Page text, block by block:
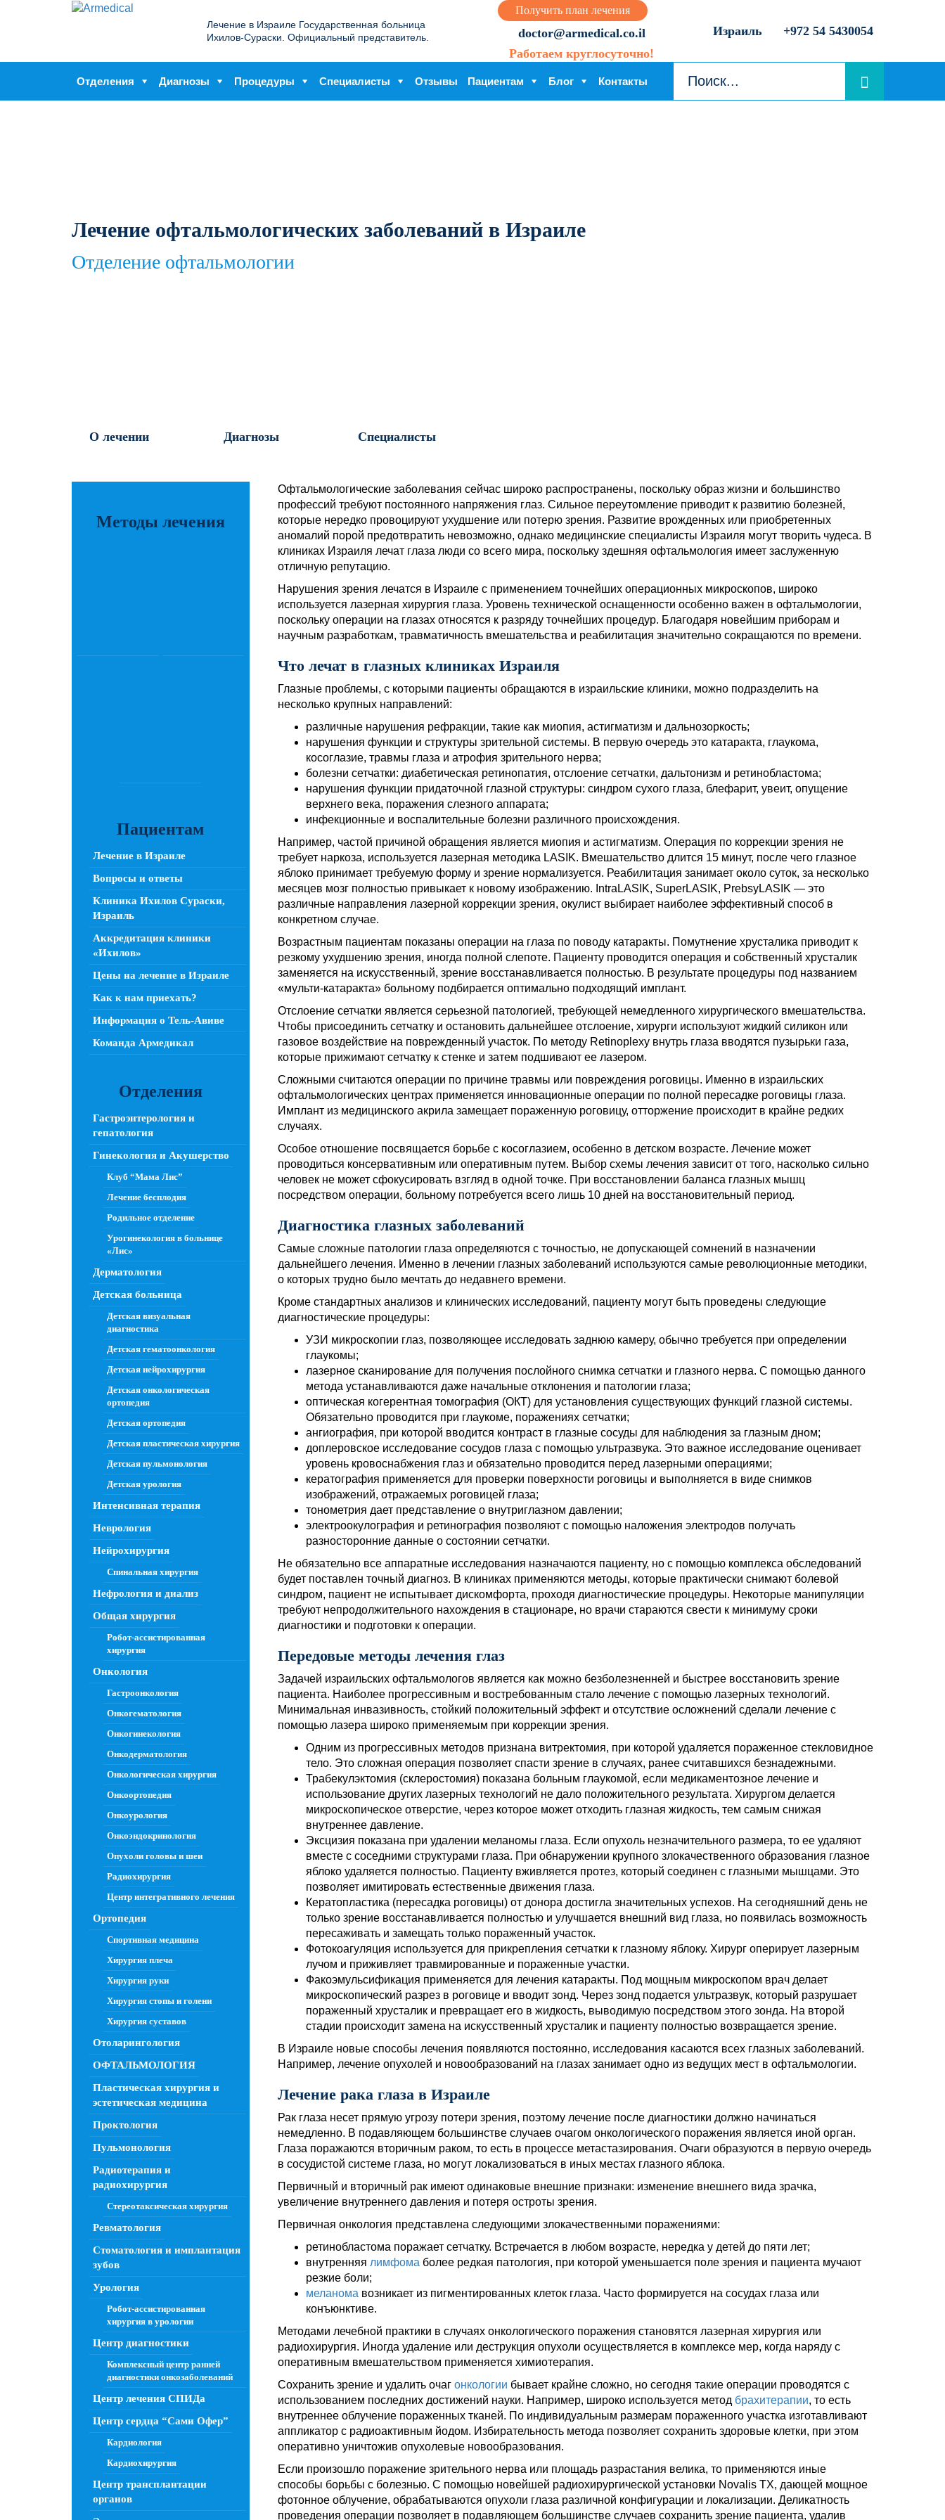
Лечение в Израиле Государственная больница
Ихилов-Сураски. Официальный представитель.
Получить план лечения
doctor@armedical.co.il
Работаем круглосуточно!
Израиль +972 54 5430054
Отделения Диагнозы Процедуры Специалисты Отзывы Пациентам Блог Контакты
Лечение офтальмологических заболеваний в Израиле
Отделение офтальмологии
О лечении Диагнозы Специалисты
Офтальмологические заболевания сейчас широко распространены, поскольку образ жизни и большинство
профессий требуют постоянного напряжения глаз. Сильное переутомление приводит к развитию болезней,
которые нередко провоцируют ухудшение или потерю зрения. Развитие врожденных или приобретенных
аномалий порой предотвратить невозможно, однако медицинские специалисты Израиля могут творить чудеса. В
клиниках Израиля лечат глаза люди со всего мира, поскольку здешняя офтальмология имеет заслуженную
отличную репутацию.
Нарушения зрения лечатся в Израиле с применением точнейших операционных микроскопов, широко
используется лазерная хирургия глаза. Уровень технической оснащенности особенно важен в офтальмологии,
поскольку операции на глазах относятся к разряду точнейших процедур. Благодаря новейшим приборам и
научным разработкам, травматичность вмешательства и реабилитация значительно сокращаются по времени.
Что лечат в глазных клиниках Израиля
Глазные проблемы, с которыми пациенты обращаются в израильские клиники, можно подразделить на
несколько крупных направлений:
различные нарушения рефракции, такие как миопия, астигматизм и дальнозоркость;
нарушения функции и структуры зрительной системы. В первую очередь это катаракта, глаукома,
косоглазие, травмы глаза и атрофия зрительного нерва;
болезни сетчатки: диабетическая ретинопатия, отслоение сетчатки, дальтонизм и ретинобластома;
нарушения функции придаточной глазной структуры: синдром сухого глаза, блефарит, увеит, опущение
верхнего века, поражения слезного аппарата;
инфекционные и воспалительные болезни различного происхождения.
Например, частой причиной обращения является миопия и астигматизм. Операция по коррекции зрения не
требует наркоза, используется лазерная методика LASIK. Вмешательство длится 15 минут, после чего глазное
яблоко принимает требуемую форму и зрение нормализуется. Реабилитация занимает около суток, за несколько
месяцев мозг полностью привыкает к новому изображению. IntraLASIK, SuperLASIK, PrebsyLASIK — это
различные направления лазерной коррекции зрения, окулист выбирает наиболее эффективный способ в
конкретном случае.
Возрастным пациентам показаны операции на глаза по поводу катаракты. Помутнение хрусталика приводит к
резкому ухудшению зрения, иногда полной слепоте. Пациенту проводится операция и собственный хрусталик
заменяется на искусственный, зрение восстанавливается полностью. В результате процедуры под названием
«мульти-катаракта» больному подбирается оптимально подходящий имплант.
Отслоение сетчатки является серьезной патологией, требующей немедленного хирургического вмешательства.
Чтобы присоединить сетчатку и остановить дальнейшее отслоение, хирурги используют жидкий силикон или
газовое воздействие на поврежденный участок. По методу Retinoplexy внутрь глаза вводятся пузырьки газа,
которые прижимают сетчатку к стенке и затем подшивают ее лазером.
Сложными считаются операции по причине травмы или повреждения роговицы. Именно в израильских
офтальмологических центрах применяется инновационные операции по полной пересадке роговицы глаза.
Имплант из медицинского акрила замещает пораженную роговицу, отторжение происходит в крайне редких
случаях.
Особое отношение посвящается борьбе с косоглазием, особенно в детском возрасте. Лечение может
проводиться консервативным или оперативным путем. Выбор схемы лечения зависит от того, насколько сильно
человек не может сфокусировать взгляд в одной точке. При восстановлении баланса глазных мышц
посредством операции, больному потребуется всего лишь 10 дней на восстановительный период.
Диагностика глазных заболеваний
Самые сложные патологии глаза определяются с точностью, не допускающей сомнений в назначении
дальнейшего лечения. Именно в лечении глазных заболеваний используются самые революционные методики,
о которых трудно было мечтать до недавнего времени.
Кроме стандартных анализов и клинических исследований, пациенту могут быть проведены следующие
диагностические процедуры:
УЗИ микроскопии глаз, позволяющее исследовать заднюю камеру, обычно требуется при определении
глаукомы;
лазерное сканирование для получения послойного снимка сетчатки и глазного нерва. С помощью данного
метода устанавливаются даже начальные отклонения и патологии глаза;
оптическая когерентная томография (ОКТ) для установления существующих функций глазной системы.
Обязательно проводится при глаукоме, поражениях сетчатки;
ангиография, при которой вводится контраст в глазные сосуды для наблюдения за глазным дном;
доплеровское исследование сосудов глаза с помощью ультразвука. Это важное исследование оценивает
уровень кровоснабжения глаз и обязательно проводится перед лазерными операциями;
кератография применяется для проверки поверхности роговицы и выполняется в виде снимков
изображений, отражаемых роговицей глаза;
тонометрия дает представление о внутриглазном давлении;
электроокулография и ретинография позволяют с помощью наложения электродов получать
разносторонние данные о состоянии сетчатки.
Не обязательно все аппаратные исследования назначаются пациенту, но с помощью комплекса обследований
будет поставлен точный диагноз. В клиниках применяются методы, которые практически снимают болевой
синдром, пациент не испытывает дискомфорта, проходя диагностические процедуры. Некоторые манипуляции
требуют непродолжительного нахождения в стационаре, но врачи стараются свести к минимуму сроки
диагностики и подготовки к операции.
Передовые методы лечения глаз
Задачей израильских офтальмологов является как можно безболезненней и быстрее восстановить зрение
пациента. Наиболее прогрессивным и востребованным стало лечение с помощью лазерных технологий.
Минимальная инвазивность, стойкий положительный эффект и отсутствие осложнений сделали лечение с
помощью лазера широко применяемым при коррекции зрения.
Одним из прогрессивных методов признана витректомия, при которой удаляется пораженное стекловидное
тело. Это сложная операция позволяет спасти зрение в случаях, ранее считавшихся безнадежными.
Трабекулэктомия (склеростомия) показана больным глаукомой, если медикаментозное лечение и
использование других лазерных технологий не дало положительного результата. Хирургом делается
микроскопическое отверстие, через которое может отходить глазная жидкость, тем самым снижая
внутреннее давление.
Эксцизия показана при удалении меланомы глаза. Если опухоль незначительного размера, то ее удаляют
вместе с соседними структурами глаза. При обнаружении крупного злокачественного образования глазное
яблоко удаляется полностью. Пациенту вживляется протез, который соединен с глазными мышцами. Это
позволяет имитировать естественные движения глаза.
Кератопластика (пересадка роговицы) от донора достигла значительных успехов. На сегодняшний день не
только зрение восстанавливается полностью и улучшается внешний вид глаза, но появилась возможность
пересаживать и замещать только пораженный участок.
Фотокоагуляция используется для прикрепления сетчатки к глазному яблоку. Хирург оперирует лазерным
лучом и приживляет травмированные и пораженные участки.
Факоэмульсификация применяется для лечения катаракты. Под мощным микроскопом врач делает
микроскопический разрез в роговице и вводит зонд. Через зонд подается ультразвук, который разрушает
пораженный хрусталик и превращает его в жидкость, выводимую посредством этого зонда. На второй
стадии происходит замена на искусственный хрусталик и пациенту полностью возвращается зрение.
В Израиле новые способы лечения появляются постоянно, исследования касаются всех глазных заболеваний.
Например, лечение опухолей и новообразований на глазах занимает одно из ведущих мест в офтальмологии.
Лечение рака глаза в Израиле
Рак глаза несет прямую угрозу потери зрения, поэтому лечение после диагностики должно начинаться
немедленно. В подавляющем большинстве случаев очагом онкологического поражения является иной орган.
Глаза поражаются вторичным раком, то есть в процессе метастазирования. Очаги образуются в первую очередь
в сосудистой системе глаза, но могут локализоваться в иных местах глазного яблока.
Первичный и вторичный рак имеют одинаковые внешние признаки: изменение внешнего вида зрачка,
увеличение внутреннего давления и потеря остроты зрения.
Первичная онкология представлена следующими злокачественными поражениями:
ретинобластома поражает сетчатку. Встречается в любом возрасте, нередка у детей до пяти лет;
внутренняя лимфома более редкая патология, при которой уменьшается поле зрения и пациента мучают
резкие боли;
меланома возникает из пигментированных клеток глаза. Часто формируется на сосудах глаза или
конъюнктиве.
Методами лечебной практики в случаях онкологического поражения становятся лазерная хирургия или
радиохирургия. Иногда удаление или деструкция опухоли осуществляется в комплексе мер, когда наряду с
оперативным вмешательством применяется химиотерапия.
Сохранить зрение и удалить очаг онкологии бывает крайне сложно, но сегодня такие операции проводятся с
использованием последних достижений науки. Например, широко используется метод брахитерапии, то есть
внутреннее облучение пораженных тканей. По индивидуальным размерам пораженного участка изготавливают
аппликатор с радиоактивным йодом. Избирательность метода позволяет сохранить здоровые клетки, при этом
оперативно уничтожив опухолевые новообразования.
Если произошло поражение зрительного нерва или площадь разрастания велика, то применяются иные
способы борьбы с болезнью. С помощью новейшей радиохирургической установки Novalis TX, дающей мощное
фотонное облучение, обрабатываются опухоли глаза различной конфигурации и локализации. Деликатность
проведения операции позволяет в подавляющем большинстве случаев сохранить зрение пациента, удалив
Методы лечения
Пациентам
Лечение в Израиле
Вопросы и ответы
Клиника Ихилов Сураски,
Израиль
Аккредитация клиники
«Ихилов»
Цены на лечение в Израиле
Как к нам приехать?
Информация о Тель-Авиве
Команда Армедикал
Отделения
Гастроэнтерология и
гепатология
Гинекология и Акушерство
Клуб “Мама Лис”
Лечение бесплодия
Родильное отделение
Урогинекология в больнице
«Лис»
Дерматология
Детская больница
Детская визуальная
диагностика
Детская гематоонкология
Детская нейрохирургия
Детская онкологическая
ортопедия
Детская ортопедия
Детская пластическая хирургия
Детская пульмонология
Детская урология
Интенсивная терапия
Неврология
Нейрохирургия
Спинальная хирургия
Нефрология и диализ
Общая хирургия
Робот-ассистированная
хирургия
Онкология
Гастроонкология
Онкогематология
Онкогинекология
Онкодерматология
Онкологическая хирургия
Онкоортопедия
Онкоурология
Онкоэндокринология
Опухоли головы и шеи
Радиохирургия
Центр интегративного лечения
Ортопедия
Спортивная медицина
Хирургия плеча
Хирургия руки
Хирургия стопы и голени
Хирургия суставов
Отоларингология
ОФТАЛЬМОЛОГИЯ
Пластическая хирургия и
эстетическая медицина
Проктология
Пульмонология
Радиотерапия и
радиохирургия
Стереотаксическая хирургия
Ревматология
Стоматология и имплантация
зубов
Урология
Робот-ассистированная
хирургия в урологии
Центр диагностики
Комплексный центр ранней
диагностики онкозаболеваний
Центр лечения СПИДа
Центр сердца “Сами Офер”
Кардиология
Кардиохирургия
Центр трансплантации
органов